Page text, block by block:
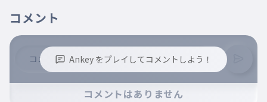
コメント
Ankey をプレイしてコメントしよう！
※コメントするには、ログインが必要です。
コメントはありません